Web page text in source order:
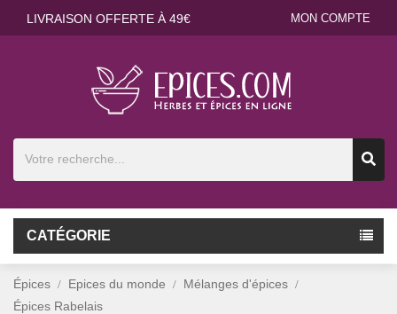
LIVRAISON OFFERTE À 49€ MON COMPTE
CATÉGORIE
Épices Epices du monde
Mélanges d'épices
Épices Rabelais